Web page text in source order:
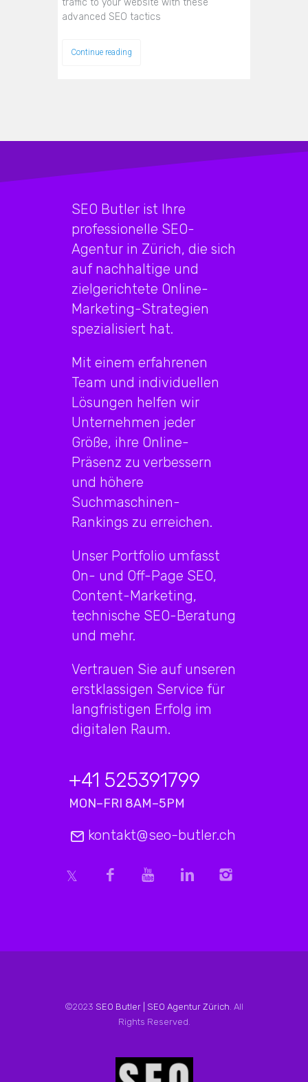
traffic to your website with these
advanced SEO tactics
Continue reading
SEO Butler ist Ihre
professionelle SEO-
Agentur in Zürich, die sich
auf nachhaltige und
zielgerichtete Online-
Marketing-Strategien
spezialisiert hat.
Mit einem erfahrenen
Team und individuellen
Lösungen helfen wir
Unternehmen jeder
Größe, ihre Online-
Präsenz zu verbessern
und höhere
Suchmaschinen-
Rankings zu erreichen.
Unser Portfolio umfasst
On- und Off-Page SEO,
Content-Marketing,
technische SEO-Beratung
und mehr.
Vertrauen Sie auf unseren
erstklassigen Service für
langfristigen Erfolg im
digitalen Raum.
+41 525391799
MON–FRI 8AM–5PM
kontakt@seo-butler.ch
©2023 SEO Butler | SEO Agentur Zürich. All
Rights Reserved.